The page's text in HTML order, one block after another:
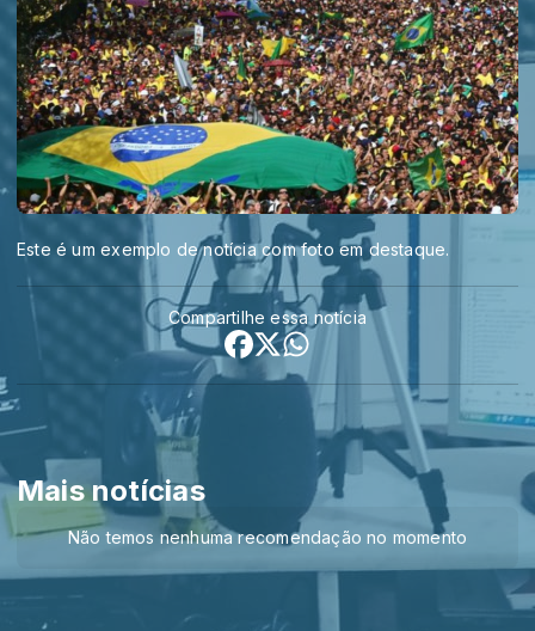
Este é um exemplo de notícia com foto em destaque.
Compartilhe essa notícia
Mais notícias
Não temos nenhuma recomendação no momento